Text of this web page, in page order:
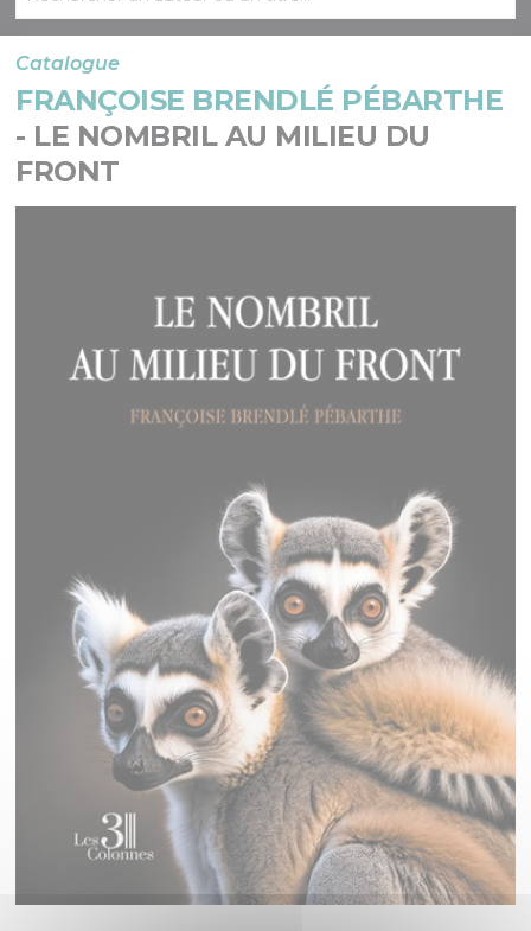
Catalogue
FRANÇOISE BRENDLÉ PÉBARTHE
- LE NOMBRIL AU MILIEU DU
FRONT